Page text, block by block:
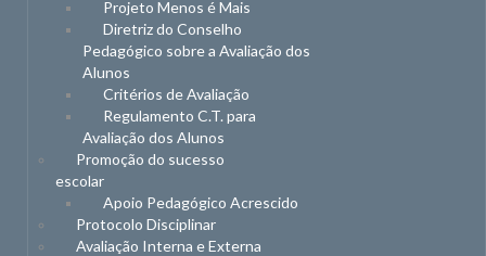
Projeto Menos é Mais
Diretriz do Conselho
Pedagógico sobre a Avaliação dos
Alunos
Critérios de Avaliação
Regulamento C.T. para
Avaliação dos Alunos
Promoção do sucesso
escolar
Apoio Pedagógico Acrescido
Protocolo Disciplinar
Avaliação Interna e Externa